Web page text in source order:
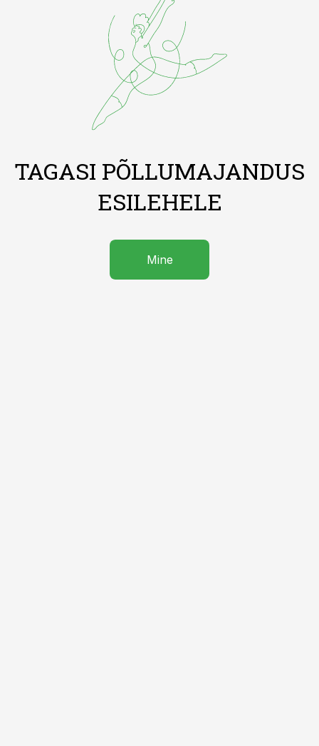
TAGASI PÕLLUMAJANDUS
ESILEHELE
Mine